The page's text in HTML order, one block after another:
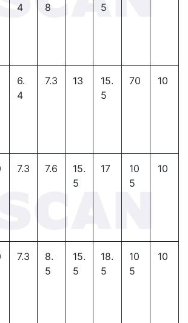
4
8
5
6.
4
7.3 13
15.
5
70 10
7.3 7.6
15.
5
17
10
5
10
7.3
8.
5
15.
5
18.
5
10
5
10